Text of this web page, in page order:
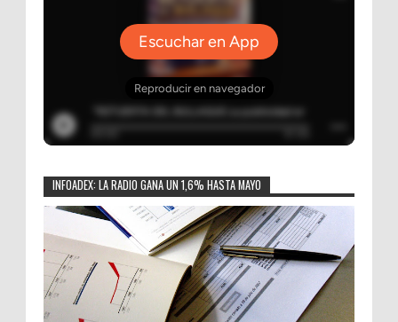
INFOADEX: LA RADIO GANA UN 1,6% HASTA MAYO